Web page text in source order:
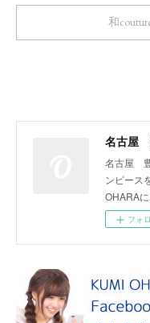
和
名古屋
ンピース
OHARAに
フォ